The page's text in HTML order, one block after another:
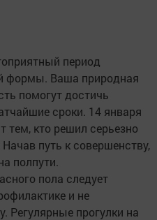
период
формы. Ваша природная
помогут достичь
сроки. 14 января
тем, кто решил серьезно
путь к совершенству,
полпути.
пола следует
и не
Регулярные прогулки на